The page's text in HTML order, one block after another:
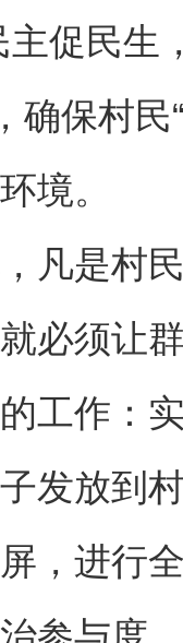
主促民生
确保村
境。
是村民
必须让
工作：
发放到
，进行